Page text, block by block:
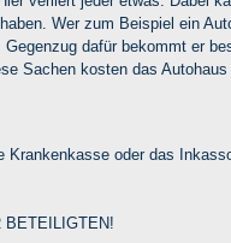
Wer zum Beispiel ein
dafür bekommt er
Sachen kosten das
oder das
BETEILIGTEN!